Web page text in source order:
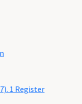
1 Register